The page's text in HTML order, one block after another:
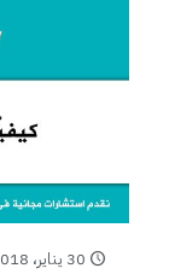
30 يناير، 2018